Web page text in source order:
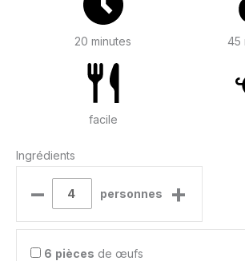
20 minutes 45
facile
Ingrédients
– personnes +
6 pièces de œufs